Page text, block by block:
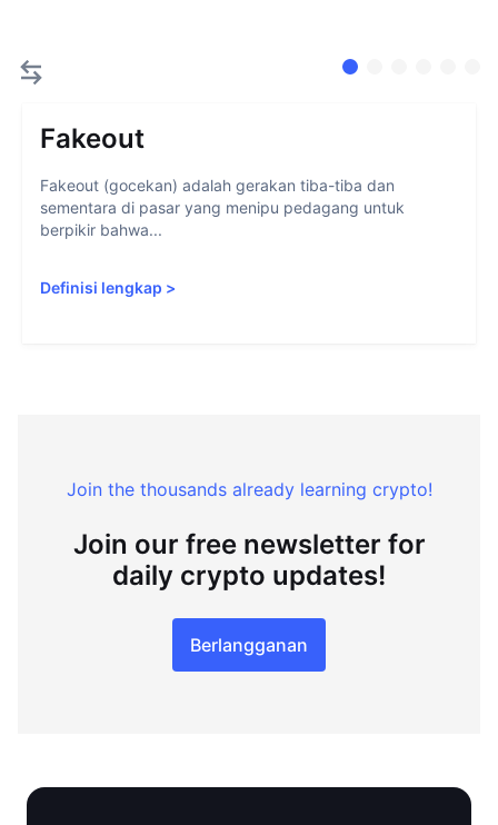
Fakeout
Fakeout (gocekan) adalah gerakan tiba-tiba dan
sementara di pasar yang menipu pedagang untuk
berpikir bahwa...
Definisi lengkap >
Join the thousands already learning crypto!
Join our free newsletter for
daily crypto updates!
Berlangganan